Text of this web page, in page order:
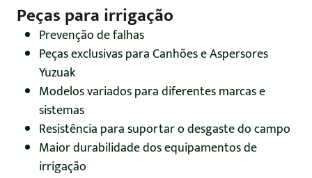
Peças para irrigação
Prevenção de falhas
Peças exclusivas para Canhões e Aspersores
Yuzuak
Modelos variados para diferentes marcas e
sistemas
Resistência para suportar o desgaste do campo
Maior durabilidade dos equipamentos de
irrigação